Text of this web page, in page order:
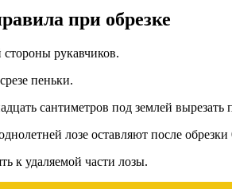
при обрезке
рукавчиков.
пеньки.
сантиметров под землей
лозе оставляют после
к удаляемой части лозы.